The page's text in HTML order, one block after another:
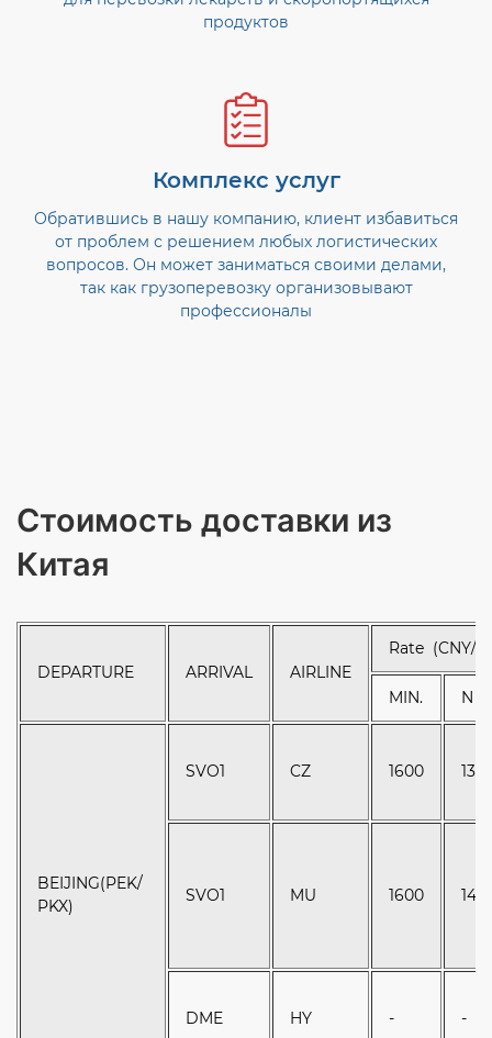
продуктов
Комплекс услуг
Обратившись в нашу компанию, клиент избавиться
от проблем с решением любых логистических
вопросов. Он может заниматься своими делами,
так как грузоперевозку организовывают
профессионалы
Стоимость доставки из
Китая
DEPARTURE ARRIVAL AIRLINE
Rate (CNY/
MIN. N
BEIJING(PEK/
PKX)
SVO1 CZ 1600 135
SVO1 MU 1600 148
DME HY - -